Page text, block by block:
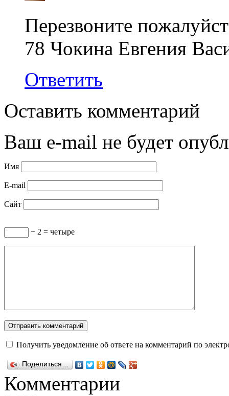
Перезвоните
78 Чокина Евгения
Ответить
Оставить комментарий
Ваш e-mail не будет
Имя
E-mail
Сайт
− 2 = четыре
Получить уведомление об ответе на комментарий по
Поделиться…
Комментарии